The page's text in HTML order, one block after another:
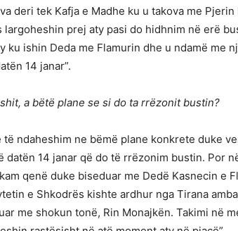
deri tek Kafja e Madhe ku u takova me
largoheshin prej aty pasi do hidhnim në erë
ku ishin Deda me Flamurin dhe u ndamë me
14 janar”.
a bëtë plane se si do ta rrëzonit bustin?
të ndaheshim ne bëmë plane konkrete duke
datën 14 janar që do të rrëzonim bustin. Por
qenë duke biseduar me Dedë Kasnecin e
e Shkodrës kishte ardhur nga Tirana
me shokun tonë, Rin Monajkën. Takimi në